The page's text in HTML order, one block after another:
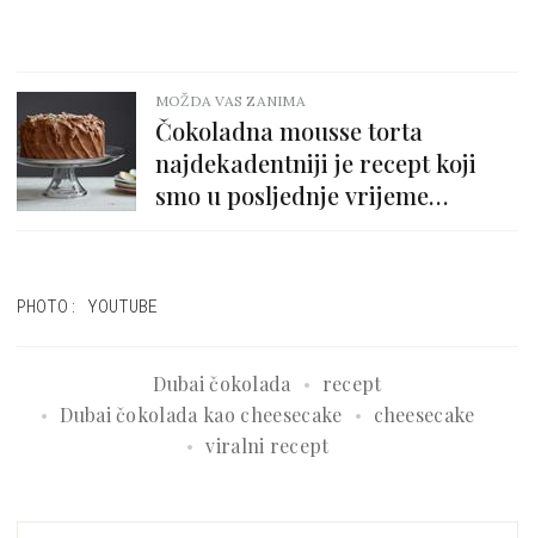
MOŽDA VAS ZANIMA
Čokoladna mousse torta
najdekadentniji je recept koji
smo u posljednje vrijeme
PHOTO: YOUTUBE
Dubai čokolada
recept
Dubai čokolada kao cheesecake
cheesecake
viralni recept